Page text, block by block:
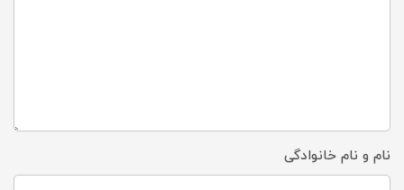
نام و نام خانوادگی